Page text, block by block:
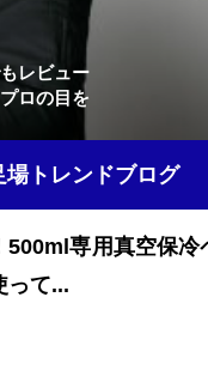
レビュー
ロの目を
場トレンドブログ
500ml専用真空保冷
って...